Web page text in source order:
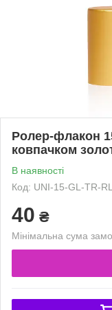
Ролер-флакон
ковпачком
В наявності
Код: UNI-15-GL-TR-
40 ₴
Мінімальна сума